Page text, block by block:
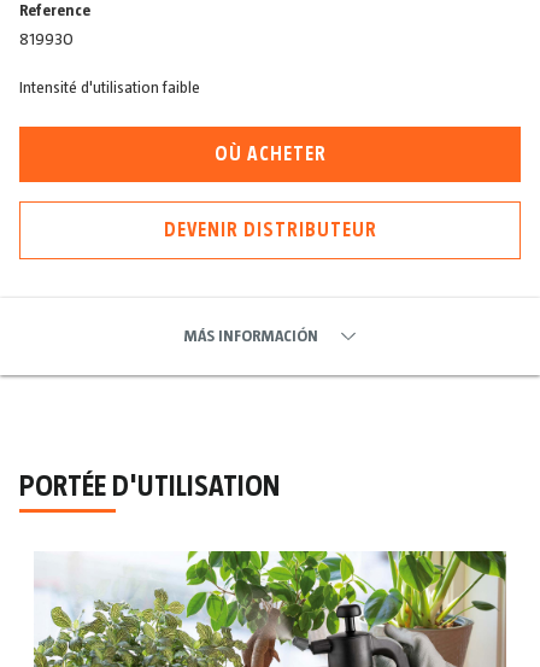
Reference
81993O
Intensité d'utilisation faible
OÙ ACHETER
DEVENIR DISTRIBUTEUR
MÁS INFORMACIÓN
PORTÉE D'UTILISATION